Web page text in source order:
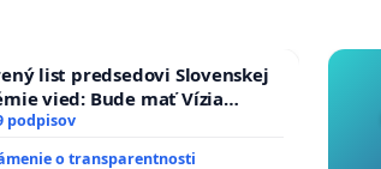
list predsedovi Slovenskej
vied: Bude mať Vízia
2040 mravnú chrbticu?
podpisov
o transparentnosti